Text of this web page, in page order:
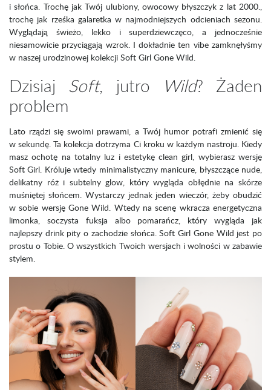
i słońca. Trochę jak Twój ulubiony, owocowy błyszczyk z lat 2000.,
trochę jak rześka galaretka w najmodniejszych odcieniach sezonu.
Wyglądają świeżo, lekko i superdziewczęco, a jednocześnie
niesamowicie przyciągają wzrok. I dokładnie ten vibe zamknęłyśmy
w naszej urodzinowej kolekcji Soft Girl Gone Wild.
Dzisiaj Soft, jutro Wild? Żaden
problem
Lato rządzi się swoimi prawami, a Twój humor potrafi zmienić się
w sekundę. Ta kolekcja dotrzyma Ci kroku w każdym nastroju. Kiedy
masz ochotę na totalny luz i estetykę clean girl, wybierasz wersję
Soft Girl. Króluje wtedy minimalistyczny manicure, błyszczące nude,
delikatny róż i subtelny glow, który wygląda obłędnie na skórze
muśniętej słońcem. Wystarczy jednak jeden wieczór, żeby obudzić
w sobie wersję Gone Wild. Wtedy na scenę wkracza energetyczna
limonka, soczysta fuksja albo pomarańcz, który wygląda jak
najlepszy drink pity o zachodzie słońca. Soft Girl Gone Wild jest po
prostu o Tobie. O wszystkich Twoich wersjach i wolności w zabawie
stylem.